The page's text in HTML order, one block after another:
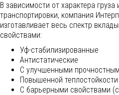
В зависимости от характера груза
транспортировки, компания
изготавливает весь спектр
свойствами:
Уф-стабилизированные
Антистатические
С улучшенными
Повышенной теплостойкости
С барьерными свойствами